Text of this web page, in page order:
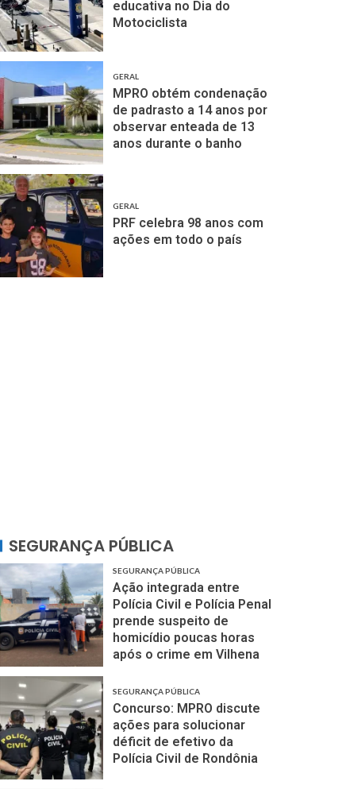
educativa no Dia do
Motociclista
GERAL
MPRO obtém condenação
de padrasto a 14 anos por
observar enteada de 13
anos durante o banho
GERAL
PRF celebra 98 anos com
ações em todo o país
SEGURANÇA PÚBLICA
SEGURANÇA PÚBLICA
Ação integrada entre
Polícia Civil e Polícia Penal
prende suspeito de
homicídio poucas horas
após o crime em Vilhena
SEGURANÇA PÚBLICA
Concurso: MPRO discute
ações para solucionar
déficit de efetivo da
Polícia Civil de Rondônia